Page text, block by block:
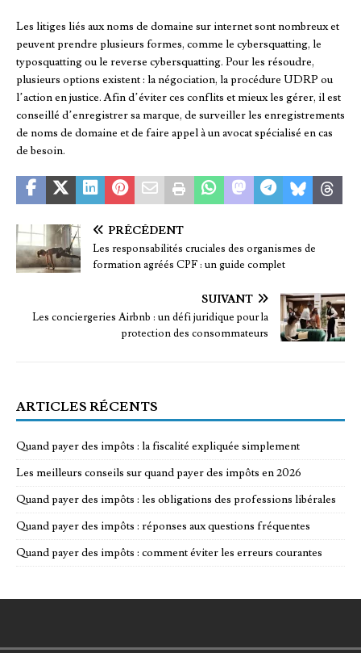
Les litiges liés aux noms de domaine sur internet sont nombreux et
peuvent prendre plusieurs formes, comme le cybersquatting, le
typosquatting ou le reverse cybersquatting. Pour les résoudre,
plusieurs options existent : la négociation, la procédure UDRP ou
l’action en justice. Afin d’éviter ces conflits et mieux les gérer, il est
conseillé d’enregistrer sa marque, de surveiller les enregistrements
de noms de domaine et de faire appel à un avocat spécialisé en cas
de besoin.
PRÉCÉDENT
Les responsabilités cruciales des organismes de
formation agréés CPF : un guide complet
SUIVANT
Les conciergeries Airbnb : un défi juridique pour la
protection des consommateurs
ARTICLES RÉCENTS
Quand payer des impôts : la fiscalité expliquée simplement
Les meilleurs conseils sur quand payer des impôts en 2026
Quand payer des impôts : les obligations des professions libérales
Quand payer des impôts : réponses aux questions fréquentes
Quand payer des impôts : comment éviter les erreurs courantes